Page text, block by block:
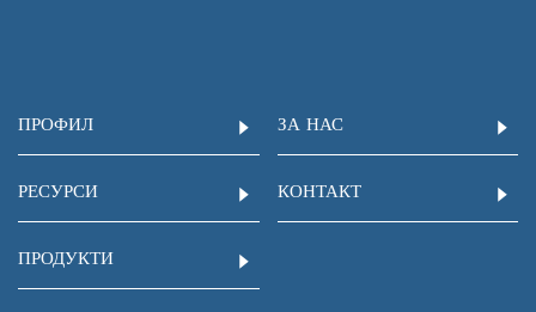
ПРОФИЛ ЗА НАС
РЕСУРСИ КОНТАКТ
ПРОДУКТИ